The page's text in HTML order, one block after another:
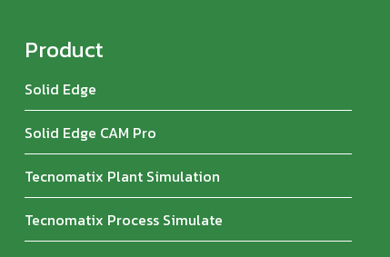
Product
Solid Edge
Solid Edge CAM Pro
Tecnomatix Plant Simulation
Tecnomatix Process Simulate